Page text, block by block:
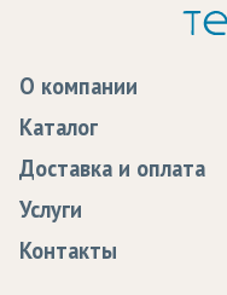
О компании
Статьи
Программа лояльности
Сертификаты качества
Каталог
Доставка и оплата
Доставка
Оплата
Услуги
Образцы
Контакты